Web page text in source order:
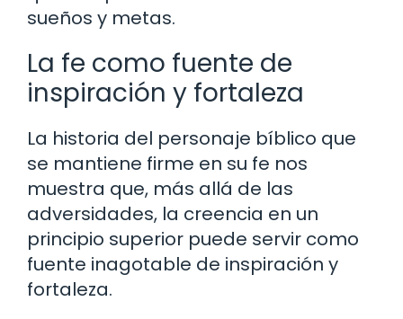
sueños y metas.
La fe como fuente de
inspiración y fortaleza
La historia del personaje bíblico que
se mantiene firme en su fe nos
muestra que, más allá de las
adversidades, la creencia en un
principio superior puede servir como
fuente inagotable de inspiración y
fortaleza.